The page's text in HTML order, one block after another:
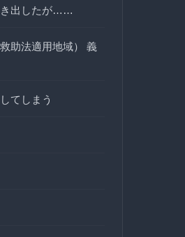
き出したが……
助法適用地域） 義
てしまう